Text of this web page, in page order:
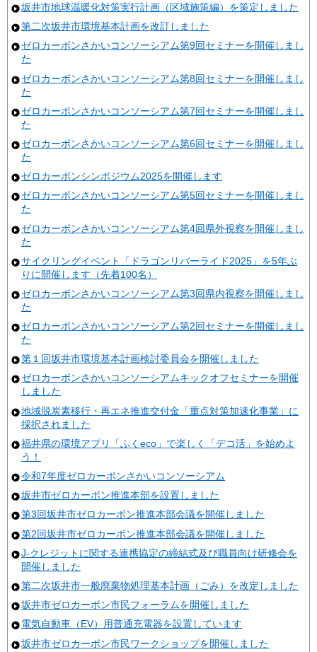
坂井市地球温暖化対策実行計画（区域施策編）を策定しました
第二次坂井市環境基本計画を改訂しました
ゼロカーボンさかいコンソーシアム第9回セミナーを開催しまし
た
ゼロカーボンさかいコンソーシアム第8回セミナーを開催しまし
た
ゼロカーボンさかいコンソーシアム第7回セミナーを開催しまし
た
ゼロカーボンさかいコンソーシアム第6回セミナーを開催しまし
た
ゼロカーボンシンポジウム2025を開催します
ゼロカーボンさかいコンソーシアム第5回セミナーを開催しまし
た
ゼロカーボンさかいコンソーシアム第4回県外視察を開催しまし
た
サイクリングイベント「ドラゴンリバーライド2025」を5年ぶ
りに開催します（先着100名）
ゼロカーボンさかいコンソーシアム第3回県内視察を開催しまし
た
ゼロカーボンさかいコンソーシアム第2回セミナーを開催しまし
た
第１回坂井市環境基本計画検討委員会を開催しました
ゼロカーボンさかいコンソーシアムキックオフセミナーを開催
しました
地域脱炭素移行・再エネ推進交付金「重点対策加速化事業」に
採択されました
福井県の環境アプリ「ふくeco」で楽しく「デコ活」を始めよ
う！
令和7年度ゼロカーボンさかいコンソーシアム
坂井市ゼロカーボン推進本部を設置しました
第3回坂井市ゼロカーボン推進本部会議を開催しました
第2回坂井市ゼロカーボン推進本部会議を開催しました
J-クレジットに関する連携協定の締結式及び職員向け研修会を
開催しました
第二次坂井市一般廃棄物処理基本計画（ごみ）を改定しました
坂井市ゼロカーボン市民フォーラムを開催しました
電気自動車（EV）用普通充電器を設置しています
坂井市ゼロカーボン市民ワークショップを開催しました